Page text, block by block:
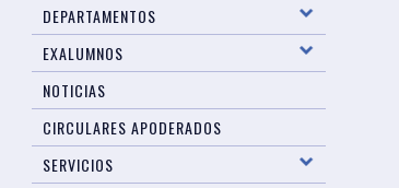
DEPARTAMENTOS
EXALUMNOS
NOTICIAS
CIRCULARES APODERADOS
SERVICIOS